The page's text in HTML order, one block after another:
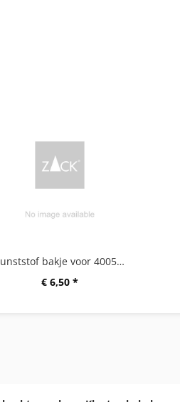
Kunststof bakje voor 40055/185/191/255/382/856
€ 6,50 *